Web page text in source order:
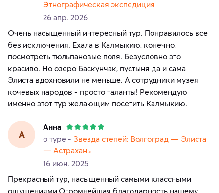
Этнографическая экспедиция
26 апр. 2026
Очень насыщенный интересный тур. Понравилось все
без исключения. Ехала в Калмыкию, конечно,
посмотреть тюльпановые поля. Безусловно это
красиво. Но озеро Баскунчак, пустыня да и сама
Элиста вдохновили не меньше. А сотрудники музея
кочевых народов - просто таланты! Рекомендую
А
Анна
о туре - Звезда степей: Волгоград — Элиста
— Астрахань
16 июн. 2025
Прекрасный тур, насыщенный самыми классными
ощущениями.Огромнейшая благодарность нашему